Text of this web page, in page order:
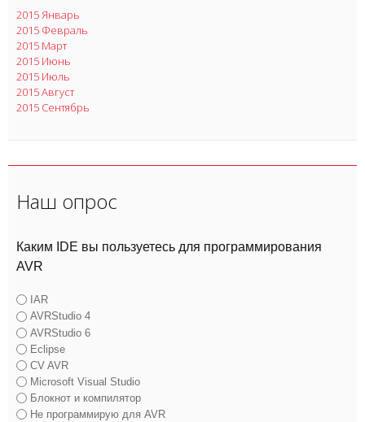
2015 Январь
2015 Февраль
2015 Март
2015 Июнь
2015 Июль
2015 Август
2015 Сентябрь
Наш опрос
Каким IDE вы пользуетесь для программирования
AVR
IAR
AVRStudio 4
AVRStudio 6
Eclipse
CV AVR
Microsoft Visual Studio
Блокнот и компилятор
Не программирую для AVR